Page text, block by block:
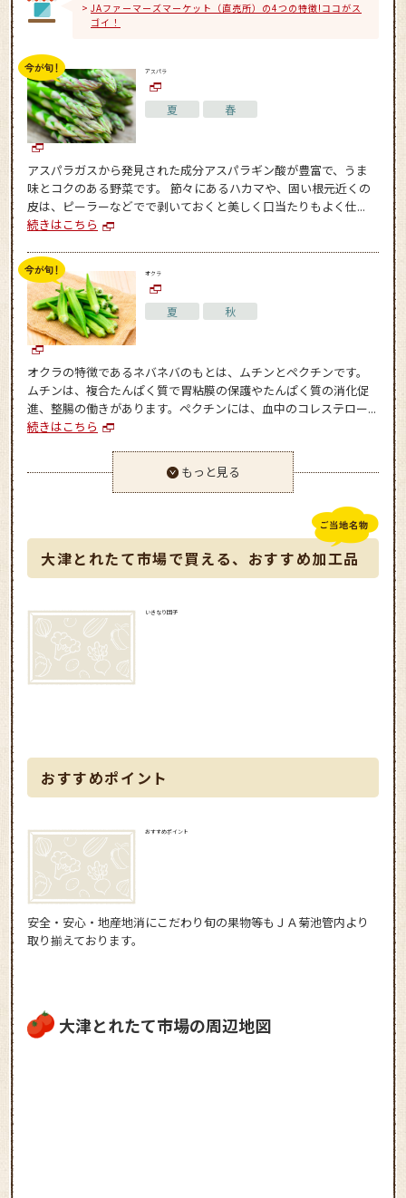
JAファーマーズマーケット（直売所）の4つの特徴!ココがス
ゴイ！
アスパラ
夏 春
アスパラガスから発見された成分アスパラギン酸が豊富で、うま
味とコクのある野菜です。 節々にあるハカマや、固い根元近くの
皮は、ピーラーなどでで剥いておくと美しく口当たりもよく仕...
続きはこちら
オクラ
夏 秋
オクラの特徴であるネバネバのもとは、ムチンとペクチンです。
ムチンは、複合たんぱく質で胃粘膜の保護やたんぱく質の消化促
進、整腸の働きがあります。ペクチンには、血中のコレステロー...
続きはこちら
もっと見る
大津とれたて市場で買える、おすすめ加工品
いきなり団子
おすすめポイント
おすすめポイント
安全・安心・地産地消にこだわり旬の果物等もＪＡ菊池管内より
取り揃えております。
大津とれたて市場の周辺地図